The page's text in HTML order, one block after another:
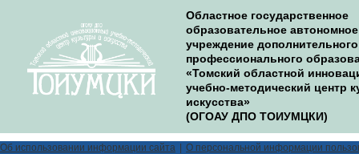
Областное государственное
образовательное автономное
учреждение дополнительного
профессионального
«Томский областной
учебно-методический центр
искусства»
(ОГОАУ ДПО ТОИУМЦКИ)
Об использовании информации сайта
О персональной информации